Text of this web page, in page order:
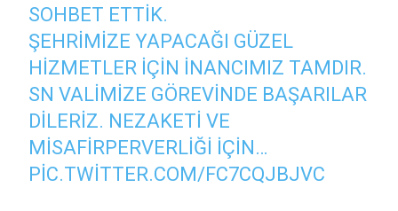
SOHBET ETTIK.
ŞEHRIMIZE YAPACAĞI GÜZEL
HIZMETLER IÇIN INANCIMIZ TAMDIR.
SN VALIMIZE GÖREVINDE BAŞARILAR
DILERIZ. NEZAKETI VE
MISAFIRPERVERLIĞI IÇIN…
PIC.TWITTER.COM/FC7CQJBJVC